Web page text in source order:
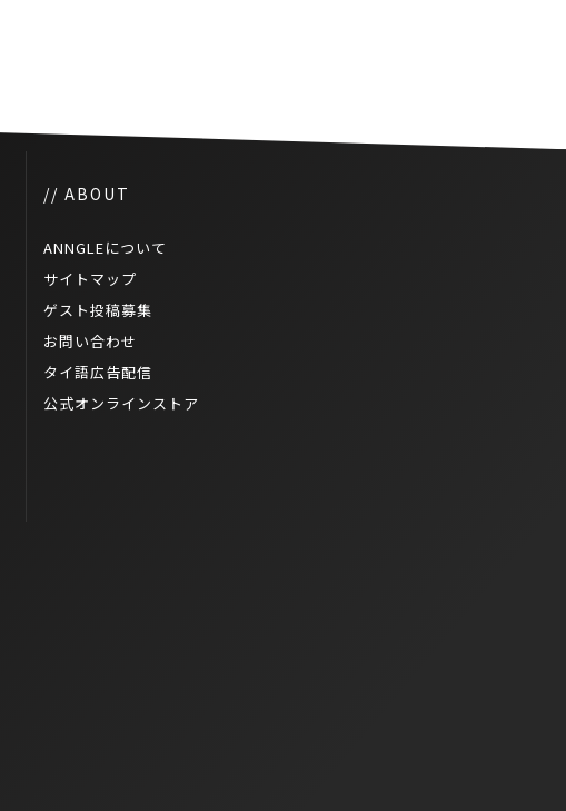
// ABOUT
ANNGLEについて
サイトマップ
ゲスト投稿募集
お問い合わせ
タイ語広告配信
公式オンラインストア